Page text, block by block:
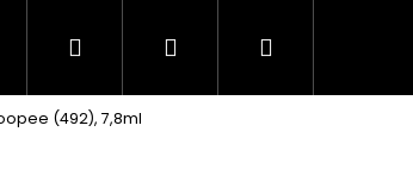
BAREVNÉ GELY AKRYL A AKRYGEL
Hledat PřihlášeníNákupní
(492), 7,8ml